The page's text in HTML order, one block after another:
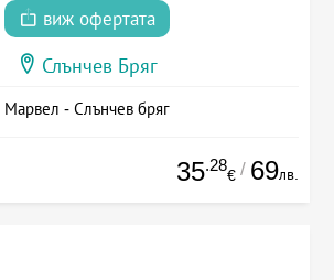
виж офертата
Слънчев Бряг
Марвел - Слънчев бряг
35.28
€ / 69лв.